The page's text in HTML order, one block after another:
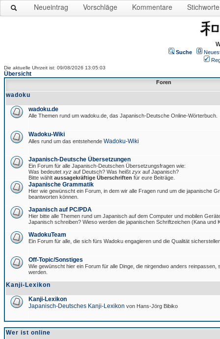
Neueintrag Vorschläge Kommentare Stichworte
Suche
Die aktuelle Uhrzeit ist: 09/08/2026 13:05:03
Übersicht
Foren
wadoku
wadoku.de
Alle Themen rund um wadoku.de, das Japanisch-Deutsche Online-Wörterbuch.
Wadoku-Wiki
Alles rund um das entstehende Wadoku-Wiki
Japanisch-Deutsche Übersetzungen
Ein Forum für alle Japanisch-Deutschen Übersetzungsfragen wie:
Was bedeutet xyz auf Deutsch? Was heißt zyx auf Japanisch?
Bitte wählt aussagekräftige Überschriften für eure Beiträge.
Japanische Grammatik
Hier wie gewünscht ein Forum, in dem wir alle Fragen rund um die japanische
beantworten können.
Japanisch auf PC/PDA
Hier bitte alle Themen rund um Japanisch auf dem Computer und mobilen
Japanisch schreiben? Wieso werden die japanischen Schriftzeichen (Kana und
WadokuTeam
Ein Forum für alle, die sich fürs Wadoku engagieren und die Qualität
Off-Topic/Sonstiges
Wie gewünscht hier ein Forum für alle Dinge, die nirgendwo anders reinpassen,
werden.
Kanji-Lexikon
Kanji-Lexikon
Japanisch-Deutsches Kanji-Lexikon von Hans-Jörg Bibiko
Wer ist online